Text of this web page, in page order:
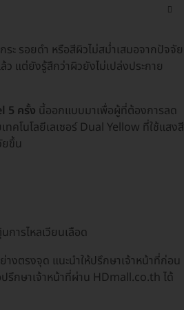
ะ รอยดำ หรือสีผิวไม่สม่ำเสมอจากปัจจัย
แต่ยังรู้สึกว่าผิวยังไม่เปล่งประกาย
5 ครั้ง นี้ออกแบบมาเพื่อผู้ที่ต้องการลด
โนโลยีเลเซอร์ Dual Yellow ที่ใช้แสงสี
ขึ้น
ารไหลเวียนเลือด
งตรงจุด แนะนำให้ปรึกษาเจ้าหน้าที่ก่อน
รึกษาเจ้าหน้าที่ผ่าน HDmall.co.th ได้